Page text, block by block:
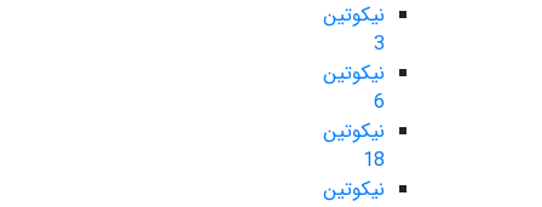
نیکوتین
3
نیکوتین
6
نیکوتین
18
نیکوتین